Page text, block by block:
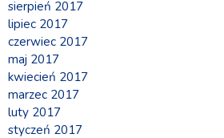
sierpień 2017
lipiec 2017
czerwiec 2017
maj 2017
kwiecień 2017
marzec 2017
luty 2017
styczeń 2017